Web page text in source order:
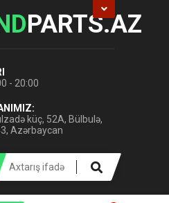
PARTS.AZ
- 20:00
küç, 52A, Bülbulə,
Azərbaycan